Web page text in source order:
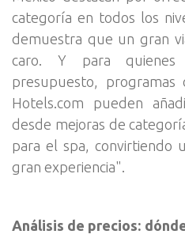
categoría en todos los
demuestra que un gran
caro. Y para quienes
presupuesto,
Hotels.com pueden
desde mejoras de
para el spa, convirtiendo
gran experiencia".
Análisis de precios: